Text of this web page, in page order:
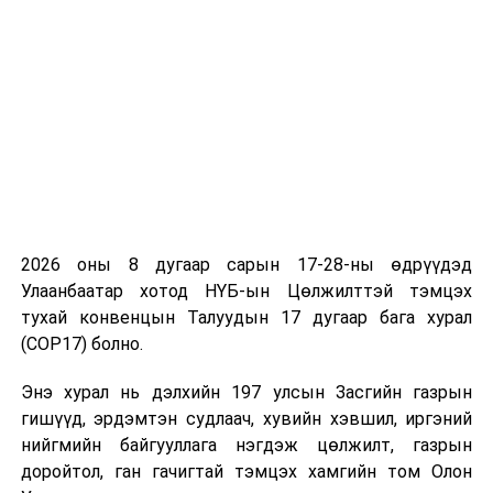
гадуурхаж, гутаан доромжилсон шинжгүй байх
ёстой. Энэ бүлэгт хөл хорио, тусгаарлалт,
нийгмийн хэв журам сахиулах үйл ажиллагааны
үед хүний амьд явах, халдашгүй чөлөөтэй байх,
хэрэгжсэн эсэхэд дүн шинжилгээ хийв.
Хоёрдугаар бүлэгт, Зорилтот бүлгийн эрх
Ковид-19 цар тахлын нөхцөлд төрөөс ахмад
настан, хүүхэд, эмэгтэйчүүд, хөгжлийн
2026 оны 8 дугаар сарын 17-28-ны өдрүүдэд
Улаанбаатар хотод НҮБ-ын Цөлжилттэй тэмцэх
тухай конвенцын Талуудын 17 дугаар бага хурал
(COP17) болно.
Энэ хурал нь дэлхийн 197 улсын Засгийн газрын
гишүүд, эрдэмтэн судлаач, хувийн хэвшил, иргэний
нийгмийн байгууллага нэгдэж цөлжилт, газрын
доройтол, ган гачигтай тэмцэх хамгийн том Олон